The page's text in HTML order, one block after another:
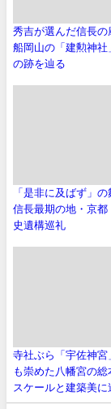
秀吉が選んだ信長の
船岡山の「建勲神社
の跡を辿る
「是非に及ばず」
信長最期の地・京都
史遺構巡礼
寺社ぶら「宇佐神宮
も崇めた八幡宮の総
スケールと建築美に